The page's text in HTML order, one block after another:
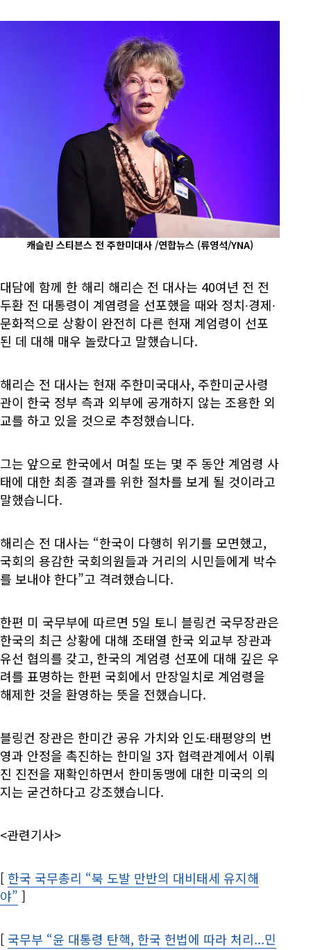
캐슬린 스티븐스 전 주한미대사 /연합뉴스 (류영석/YNA)
대담에 함께 한 해리 해리슨 전 대사는 40여년 전 전
두환 전 대통령이 계염령을 선포했을 때와 정치∙경제∙
문화적으로 상황이 완전히 다른 현재 계엄령이 선포
된 데 대해 매우 놀랐다고 말했습니다.
해리슨 전 대사는 현재 주한미국대사, 주한미군사령
관이 한국 정부 측과 외부에 공개하지 않는 조용한 외
교를 하고 있을 것으로 추정했습니다.
그는 앞으로 한국에서 며칠 또는 몇 주 동안 계엄령 사
태에 대한 최종 결과를 위한 절차를 보게 될 것이라고
말했습니다.
해리슨 전 대사는 “한국이 다행히 위기를 모면했고,
국회의 용감한 국회의원들과 거리의 시민들에게 박수
를 보내야 한다”고 격려했습니다.
한편 미 국무부에 따르면 5일 토니 블링컨 국무장관은
한국의 최근 상황에 대해 조태열 한국 외교부 장관과
유선 협의를 갖고, 한국의 계엄령 선포에 대해 깊은 우
려를 표명하는 한편 국회에서 만장일치로 계엄령을
해제한 것을 환영하는 뜻을 전했습니다.
블링컨 장관은 한미간 공유 가치와 인도∙태평양의 번
영과 안정을 촉진하는 한미일 3자 협력관계에서 이뤄
진 진전을 재확인하면서 한미동맹에 대한 미국의 의
지는 굳건하다고 강조했습니다.
<관련기사>
[ 한국 국무총리 “북 도발 만반의 대비태세 유지해
야” Opens in new window
]
[ 국무부 “윤 대통령 탄핵, 한국 헌법에 따라 처리...민